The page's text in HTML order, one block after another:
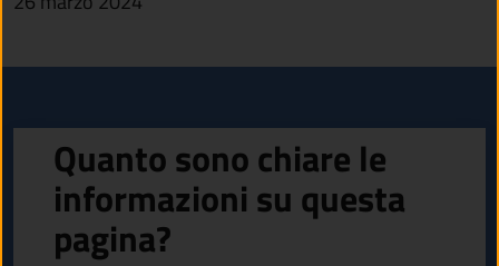
Quanto sono chiare le
informazioni su questa
pagina?